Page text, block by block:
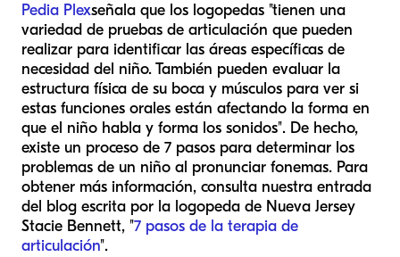
Pedia Plexseñala que los logopedas "tienen una
variedad de pruebas de articulación que pueden
realizar para identificar las áreas específicas de
necesidad del niño. También pueden evaluar la
estructura física de su boca y músculos para ver si
estas funciones orales están afectando la forma en
que el niño habla y forma los sonidos". De hecho,
existe un proceso de 7 pasos para determinar los
problemas de un niño al pronunciar fonemas. Para
obtener más información, consulta nuestra entrada
del blog escrita por la logopeda de Nueva Jersey
Stacie Bennett, "7 pasos de la terapia de
articulación".